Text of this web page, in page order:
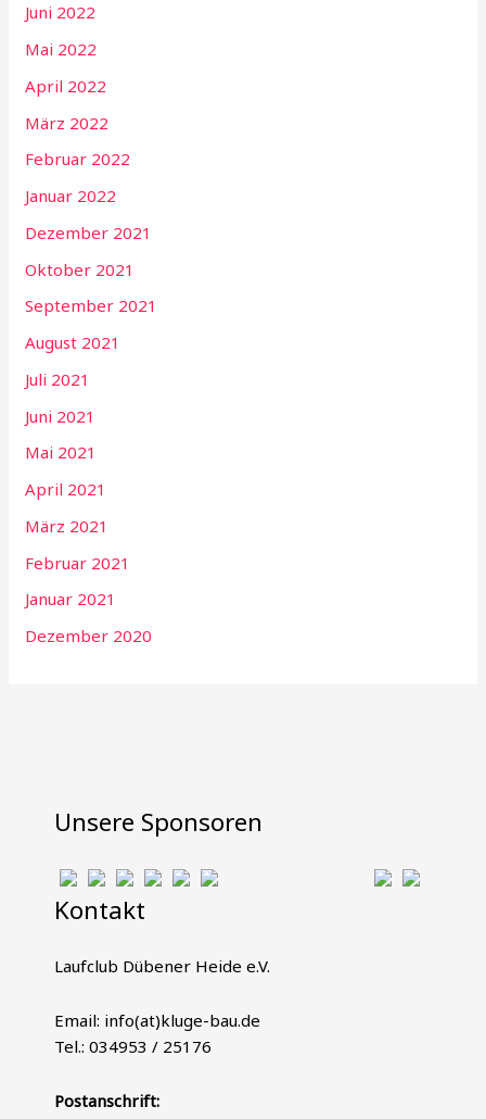
Juni 2022
Mai 2022
April 2022
März 2022
Februar 2022
Januar 2022
Dezember 2021
Oktober 2021
September 2021
August 2021
Juli 2021
Juni 2021
Mai 2021
April 2021
März 2021
Februar 2021
Januar 2021
Dezember 2020
Unsere Sponsoren
Kontakt
Laufclub Dübener Heide e.V.
Email: info(at)kluge-bau.de
Tel.: 034953 / 25176
Postanschrift: